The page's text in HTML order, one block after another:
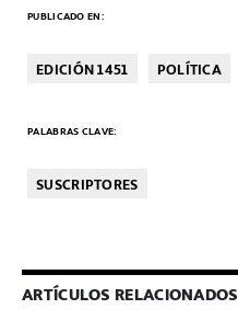
PUBLICADO EN:
EDICIÓN 1451 POLÍTICA
PALABRAS CLAVE:
SUSCRIPTORES
ARTÍCULOS RELACIONADOS